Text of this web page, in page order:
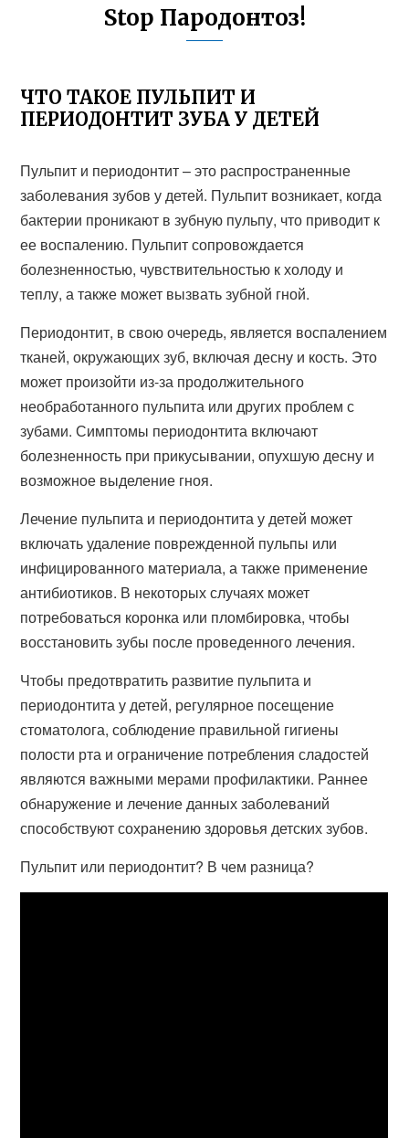
Stop Пародонтоз!
ЧТО ТАКОЕ ПУЛЬПИТ И
ПЕРИОДОНТИТ ЗУБА У ДЕТЕЙ
Пульпит и периодонтит – это распространенные
заболевания зубов у детей. Пульпит возникает, когда
бактерии проникают в зубную пульпу, что приводит к
ее воспалению. Пульпит сопровождается
болезненностью, чувствительностью к холоду и
теплу, а также может вызвать зубной гной.
Периодонтит, в свою очередь, является воспалением
тканей, окружающих зуб, включая десну и кость. Это
может произойти из-за продолжительного
необработанного пульпита или других проблем с
зубами. Симптомы периодонтита включают
болезненность при прикусывании, опухшую десну и
возможное выделение гноя.
Лечение пульпита и периодонтита у детей может
включать удаление поврежденной пульпы или
инфицированного материала, а также применение
антибиотиков. В некоторых случаях может
потребоваться коронка или пломбировка, чтобы
восстановить зубы после проведенного лечения.
Чтобы предотвратить развитие пульпита и
периодонтита у детей, регулярное посещение
стоматолога, соблюдение правильной гигиены
полости рта и ограничение потребления сладостей
являются важными мерами профилактики. Раннее
обнаружение и лечение данных заболеваний
способствуют сохранению здоровья детских зубов.
Пульпит или периодонтит? В чем разница?